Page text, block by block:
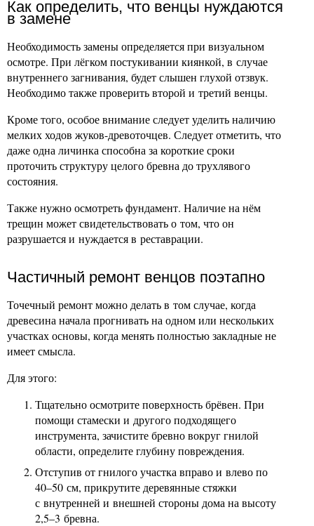
Как определить, что венцы нуждаются
в замене
Необходимость замены определяется при визуальном
осмотре. При лёгком постукивании киянкой, в случае
внутреннего загнивания, будет слышен глухой отзвук.
Необходимо также проверить второй и третий венцы.
Кроме того, особое внимание следует уделить наличию
мелких ходов жуков-древоточцев. Следует отметить, что
даже одна личинка способна за короткие сроки
проточить структуру целого бревна до трухлявого
состояния.
Также нужно осмотреть фундамент. Наличие на нём
трещин может свидетельствовать о том, что он
разрушается и нуждается в реставрации.
Частичный ремонт венцов поэтапно
Точечный ремонт можно делать в том случае, когда
древесина начала прогнивать на одном или нескольких
участках основы, когда менять полностью закладные не
имеет смысла.
Для этого:
Тщательно осмотрите поверхность брёвен. При
помощи стамески и другого подходящего
инструмента, зачистите бревно вокруг гнилой
области, определите глубину повреждения.
Отступив от гнилого участка вправо и влево по
40–50 см, прикрутите деревянные стяжки
с внутренней и внешней стороны дома на высоту
2,5–3 бревна.